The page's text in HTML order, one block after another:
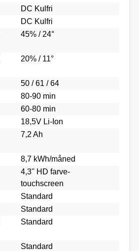
DC Kulfri
DC Kulfri
45% / 24°
20% / 11°
50 / 61 / 64
80-90 min
60-80 min
18,5V Li-Ion
7,2 Ah
8,7 kWh/måned
4,3'' HD farve-
touchscreen
Standard
Standard
Standard
Standard